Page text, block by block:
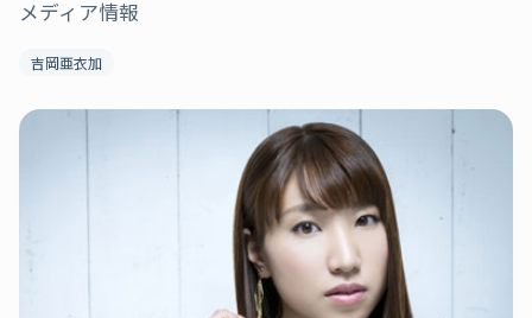
メディア情報
吉岡亜衣加